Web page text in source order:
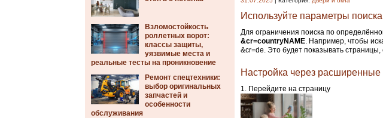
Взломостойкость
роллетных ворот:
классы защиты,
уязвимые места и
реальные тесты на проникновение
Ремонт спецтехники:
выбор оригинальных
запчастей и
особенности
обслуживания
Используйте параметры
Для ограничения поиска по
&cr=countryNAME. Например, чтобы
&cr=de. Это будет показывать
Настройка через расширенные
Перейдите на страницу